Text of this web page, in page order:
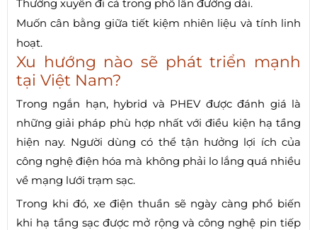
Thường xuyên đi cả trong phố lẫn đường dài.
Muốn cân bằng giữa tiết kiệm nhiên liệu và tính linh
hoạt.
Xu hướng nào sẽ phát triển mạnh
tại Việt Nam?
Trong ngắn hạn, hybrid và PHEV được đánh giá là
những giải pháp phù hợp nhất với điều kiện hạ tầng
hiện nay. Người dùng có thể tận hưởng lợi ích của
công nghệ điện hóa mà không phải lo lắng quá nhiều
về mạng lưới trạm sạc.
Trong khi đó, xe điện thuần sẽ ngày càng phổ biến
khi hạ tầng sạc được mở rộng và công nghệ pin tiếp